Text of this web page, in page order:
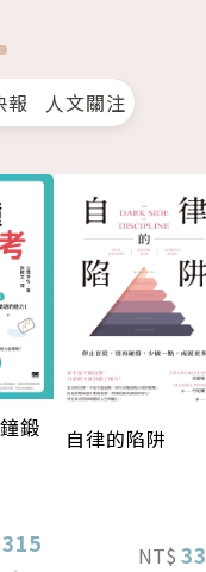
報 人文關注
鍛
315
自律的陷阱
NT$